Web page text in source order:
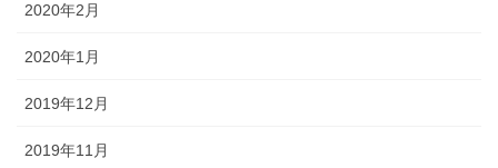
2020年2月
2020年1月
2019年12月
2019年11月